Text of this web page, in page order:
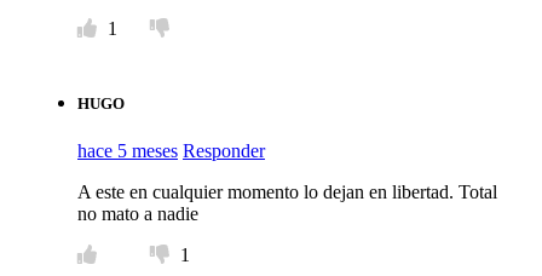
1
HUGO
hace 5 meses Responder
A este en cualquier momento lo dejan en libertad. Total
no mato a nadie
1